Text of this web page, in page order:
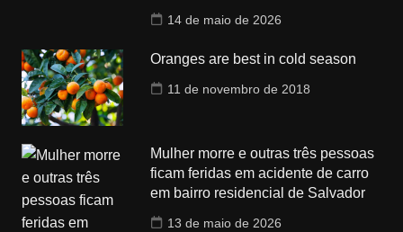
14 de maio de 2026
Oranges are best in cold season
11 de novembro de 2018
Mulher morre e outras três pessoas
ficam feridas em acidente de carro
em bairro residencial de Salvador
13 de maio de 2026